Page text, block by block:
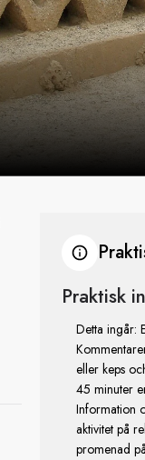
Praktisk
Detta ingår:
eller keps
45 minuter
Information
aktivitet på
promenad